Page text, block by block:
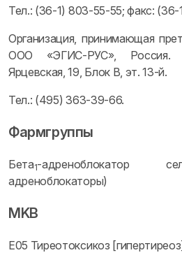
Тел.: (36-1) 803-55-55; факс:
Организация, принимающая
ООО «ЭГИС-РУС», Россия.
Ярцевская, 19, Блок В, эт. 13-й.
Тел.: (495) 363-39-66.
Фармгруппы
Бета1-адреноблокатор
адреноблокаторы)
MKB
E05 Тиреотоксикоз [гипертиреоз]